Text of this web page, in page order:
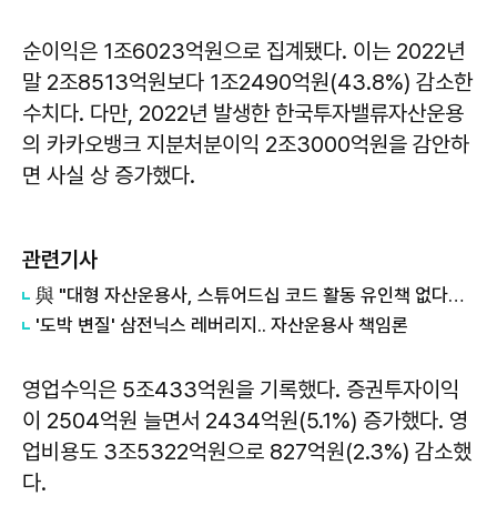
순이익은 1조6023억원으로 집계됐다. 이는 2022년
말 2조8513억원보다 1조2490억원(43.8%) 감소한
수치다. 다만, 2022년 발생한 한국투자밸류자산운용
의 카카오뱅크 지분처분이익 2조3000억원을 감안하
면 사실 상 증가했다.
관련기사
與 "대형 자산운용사, 스튜어드십 코드 활동 유인책 없다고 해"
'도박 변질' 삼전닉스 레버리지.. 자산운용사 책임론
영업수익은 5조433억원을 기록했다. 증권투자이익
이 2504억원 늘면서 2434억원(5.1%) 증가했다. 영
업비용도 3조5322억원으로 827억원(2.3%) 감소했
다.